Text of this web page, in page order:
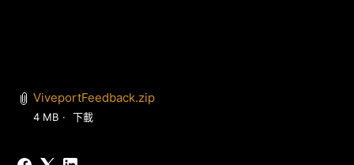
ViveportFeedback.zip
4 MB 下載